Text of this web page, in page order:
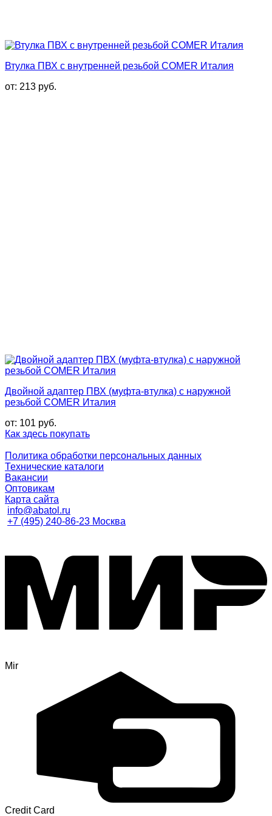
Втулка ПВХ с внутренней резьбой COMER Италия
от: 213 руб.
Двойной адаптер ПВХ (муфта-втулка) с наружной
резьбой COMER Италия
от: 101 руб.
Как здесь покупать
Политика обработки персональных данных
Технические каталоги
Вакансии
Оптовикам
Карта сайта
info@abatol.ru
+7 (495) 240-86-23 Москва
Mir
Credit Card